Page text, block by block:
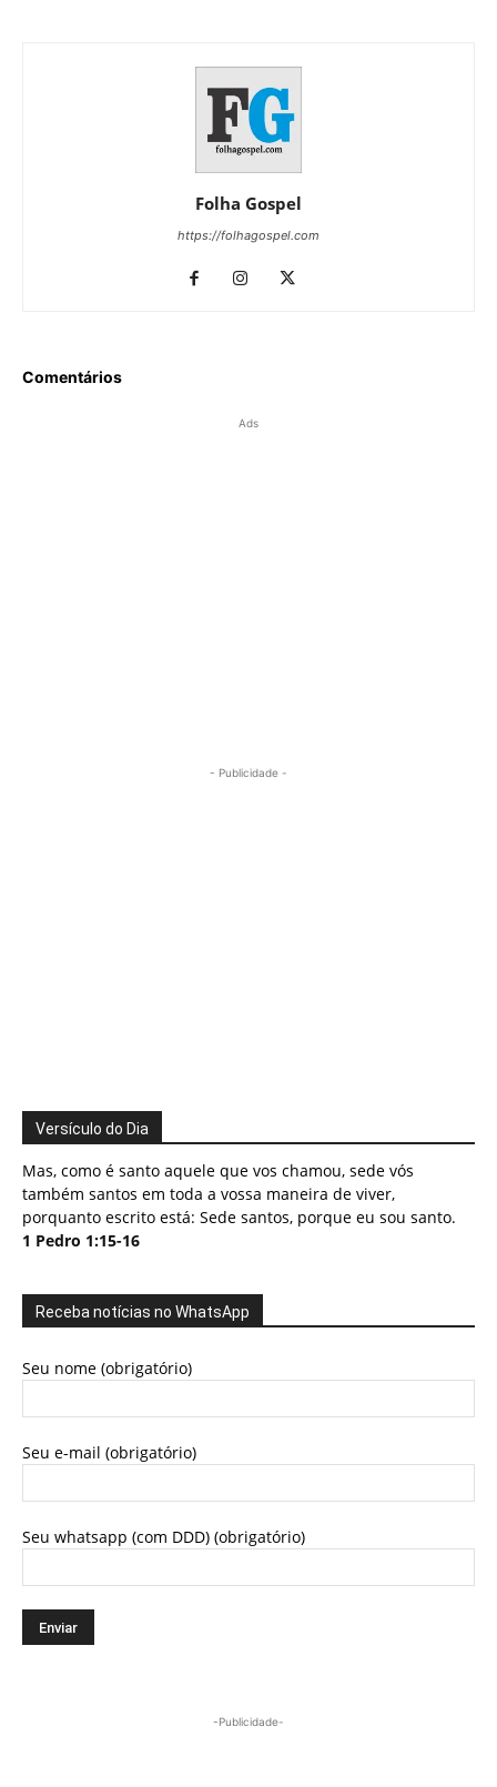
Folha Gospel
https://folhagospel.com
Comentários
Ads
- Publicidade -
Versículo do Dia
Mas, como é santo aquele que vos chamou, sede vós
também santos em toda a vossa maneira de viver,
porquanto escrito está: Sede santos, porque eu sou santo.
1 Pedro 1:15-16
Receba notícias no WhatsApp
Seu nome (obrigatório)
Seu e-mail (obrigatório)
Seu whatsapp (com DDD) (obrigatório)
-Publicidade-